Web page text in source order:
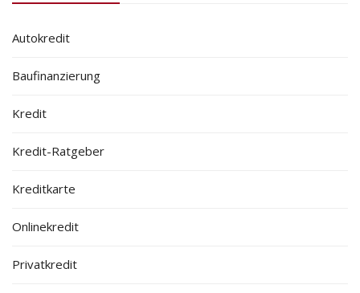
Autokredit
Baufinanzierung
Kredit
Kredit-Ratgeber
Kreditkarte
Onlinekredit
Privatkredit